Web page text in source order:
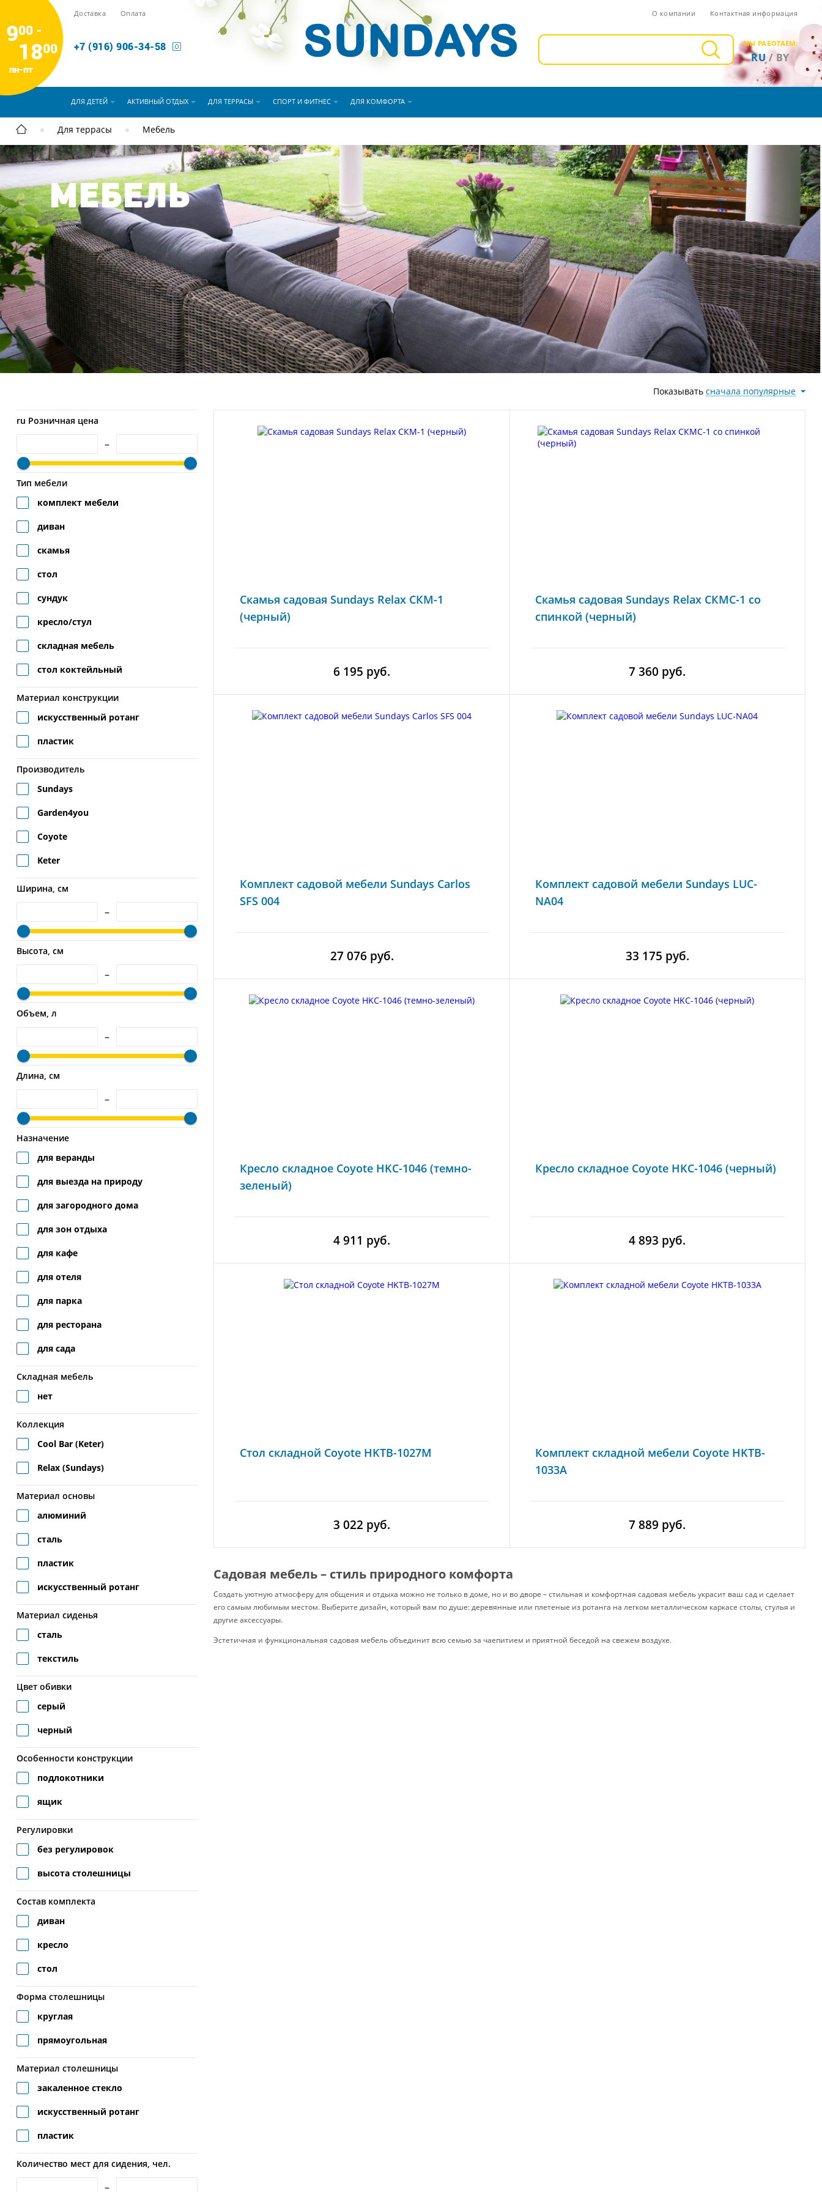
900 -
1800
пн-пт
Доставка Оплата О компании Контактная информация
+7 (916) 906-34-58 МЫ РАБОТАЕМ:
RU/ BY
ДЛЯ ДЕТЕЙ АКТИВНЫЙ ОТДЫХ ДЛЯ ТЕРРАСЫ СПОРТ И ФИТНЕС ДЛЯ КОМФОРТА
Для террасы Мебель
МЕБЕЛЬ
Показывать сначала популярные
ru Розничная цена
–
Тип мебели
комплект мебели
диван
скамья
стол
сундук
кресло/стул
складная мебель
стол коктейльный
Материал конструкции
искусственный ротанг
пластик
Производитель
Sundays
Garden4you
Coyote
Keter
Ширина, см
–
Высота, см
–
Объем, л
–
Длина, см
–
Назначение
для веранды
для выезда на природу
для загородного дома
для зон отдыха
для кафе
для отеля
для парка
для ресторана
для сада
Складная мебель
нет
Коллекция
Cool Bar (Keter)
Relax (Sundays)
Материал основы
алюминий
сталь
пластик
искусственный ротанг
Материал сиденья
сталь
текстиль
Цвет обивки
серый
черный
Особенности конструкции
подлокотники
ящик
Регулировки
без регулировок
высота столешницы
Состав комплекта
диван
кресло
стол
Форма столешницы
круглая
прямоугольная
Материал столешницы
закаленное стекло
искусственный ротанг
пластик
Количество мест для сидения, чел.
–
Скамья садовая Sundays Relax СКМ-1
(черный)
6 195 руб.
Скамья садовая Sundays Relax СКМС-1 со
спинкой (черный)
7 360 руб.
Комплект садовой мебели Sundays Carlos
SFS 004
27 076 руб.
Комплект садовой мебели Sundays LUC-
NA04
33 175 руб.
Кресло складное Coyote HKC-1046 (темно-
зеленый)
4 911 руб.
Кресло складное Coyote HKC-1046 (черный)
4 893 руб.
Стол складной Coyote HKTB-1027M
3 022 руб.
Комплект складной мебели Coyote HKTB-
1033A
7 889 руб.
Садовая мебель – стиль природного комфорта
Создать уютную атмосферу для общения и отдыха можно не только в доме, но и во дворе – стильная и комфортная садовая мебель украсит ваш сад и сделает
его самым любимым местом. Выберите дизайн, который вам по душе: деревянные или плетеные из ротанга на легком металлическом каркасе столы, стулья и
другие аксессуары.
Эстетичная и функциональная садовая мебель объединит всю семью за чаепитием и приятной беседой на свежем воздухе.